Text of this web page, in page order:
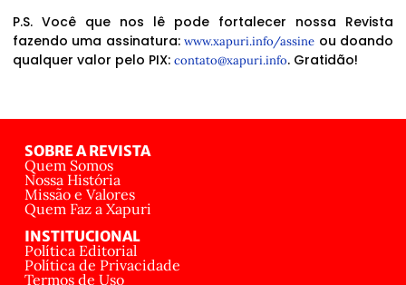
P.S. Você que nos lê pode fortalecer nossa Revista
fazendo uma assinatura:www.xapuri.info/assine ou doando
qualquer valor pelo PIX: contato@xapuri.info. Gratidão!
SOBRE A REVISTA
Quem Somos
Nossa História
Missão e Valores
Quem Faz a Xapuri
INSTITUCIONAL
Política Editorial
Política de Privacidade
Termos de Uso